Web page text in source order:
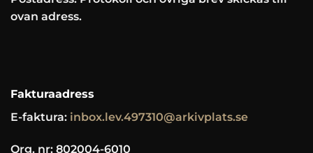
ovan adress.
Fakturaadress
E-faktura: inbox.lev.497310@arkivplats.se
Org. nr: 802004-6010